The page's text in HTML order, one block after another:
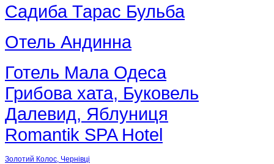
Садиба Тарас Бульба
Отель Андинна
Готель Мала Одеса
Грибова хата, Буковель
Далевид, Яблуниця
Romantik SPA Hotel
Золотий Колос, Чернівці